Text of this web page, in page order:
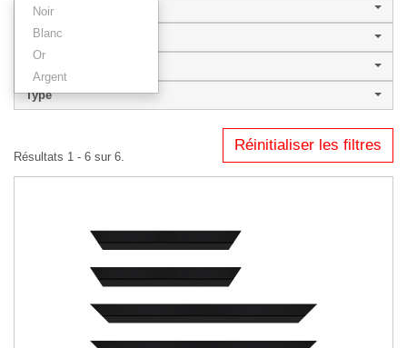
Noir
Blanc
Or
Argent
Largeur de baguette
Style
Type
Réinitialiser les filtres
Résultats 1 - 6 sur 6.